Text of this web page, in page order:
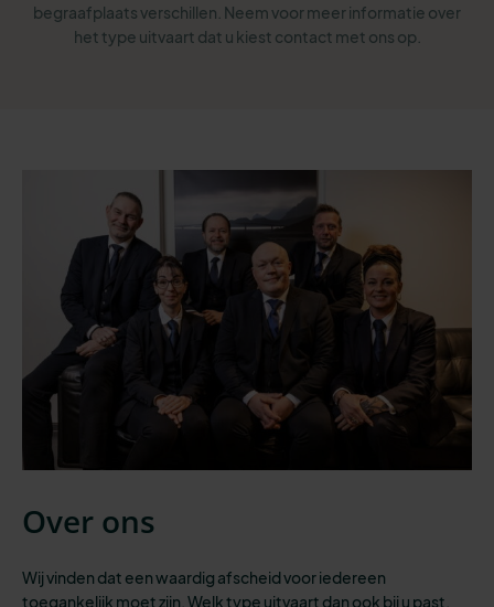
begraafplaats verschillen. Neem voor meer informatie over
het type uitvaart dat u kiest contact met ons op.
Over ons
Wij vinden dat een waardig afscheid voor iedereen
toegankelijk moet zijn. Welk type uitvaart dan ook bij u past,